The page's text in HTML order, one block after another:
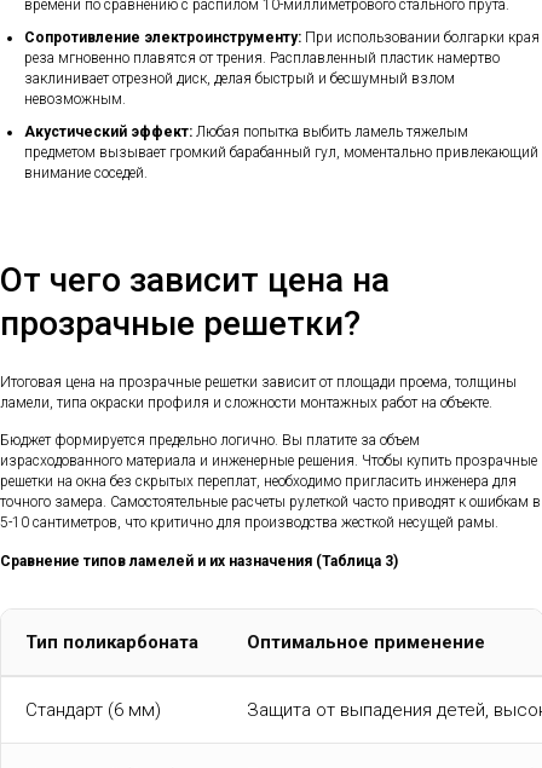
времени по сравнению с распилом 10-миллиметрового стального прута.
Сопротивление электроинструменту: При использовании болгарки края
реза мгновенно плавятся от трения. Расплавленный пластик намертво
заклинивает отрезной диск, делая быстрый и бесшумный взлом
невозможным.
Акустический эффект: Любая попытка выбить ламель тяжелым
предметом вызывает громкий барабанный гул, моментально привлекающий
внимание соседей.
От чего зависит цена на
прозрачные решетки?
Итоговая цена на прозрачные решетки зависит от площади проема, толщины
ламели, типа окраски профиля и сложности монтажных работ на объекте.
Бюджет формируется предельно логично. Вы платите за объем
израсходованного материала и инженерные решения. Чтобы купить прозрачные
решетки на окна без скрытых переплат, необходимо пригласить инженера для
точного замера. Самостоятельные расчеты рулеткой часто приводят к ошибкам в
5-10 сантиметров, что критично для производства жесткой несущей рамы.
Сравнение типов ламелей и их назначения (Таблица 3)
Тип поликарбоната Оптимальное применение
Стандарт (6 мм) Защита от выпадения детей,